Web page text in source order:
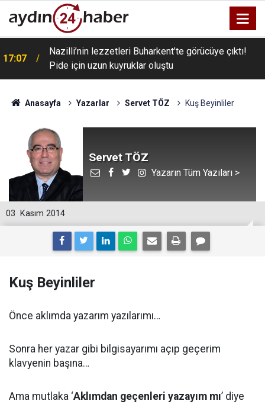
17:07
Nazilli’nin lezzetleri Buharkent’te görücüye çıktı!
Pide için uzun kuyruklar oluştu
Anasayfa Yazarlar Servet TÖZ Kuş Beyinliler
Servet TÖZ
Yazarın Tüm Yazıları >
03 Kasım 2014
Kuş Beyinliler
Önce aklımda yazarım yazılarımı…
Sonra her yazar gibi bilgisayarımı açıp geçerim
klavyenin başına…
Ama mutlaka ‘Aklımdan geçenleri yazayım mı’ diye